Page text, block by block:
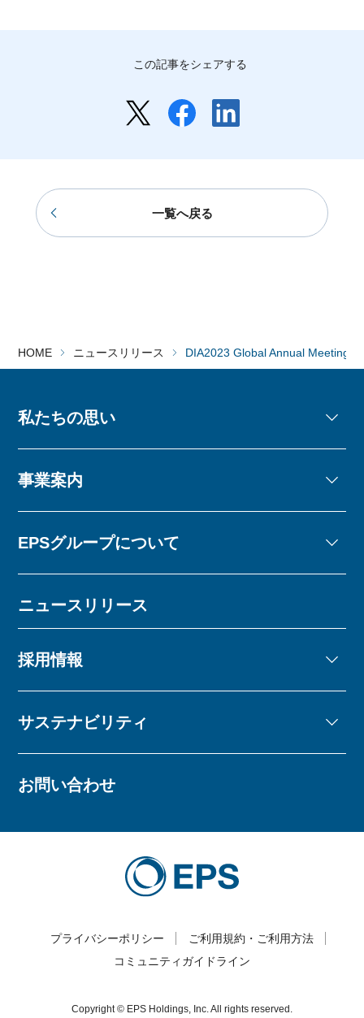
この記事をシェアする
一覧へ戻る
HOME ニュースリリース DIA2023 Global Annual Meeting
私たちの思い
事業案内
EPSグループについて
ニュースリリース
採用情報
サステナビリティ
お問い合わせ
プライバシーポリシー
ご利用規約・ご利用方法
コミュニティガイドライン
Copyright © EPS Holdings, Inc. All rights reserved.